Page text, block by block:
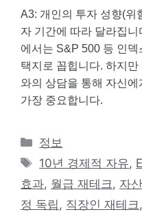
A3: 개인의 투자 성향(위
자 기간에 따라 달라집
에서는 S&P 500 등 인
택지로 꼽힙니다. 하지
와의 상담을 통해 자신에
가장 중요합니다.
카
테
리
정보
태
그
10년 경제적 자유,
효과, 월급 재테크, 자
정 독립, 직장인 재테크,